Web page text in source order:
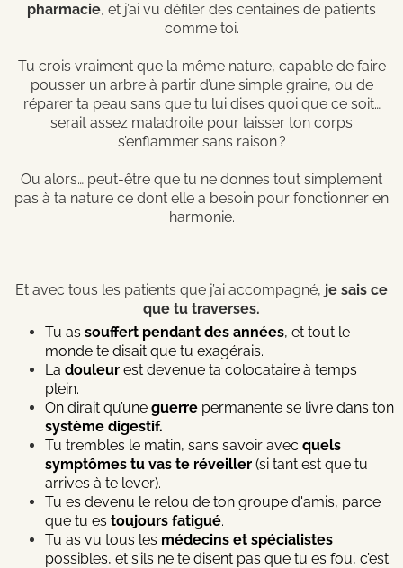
pharmacie, et j’ai vu défiler des centaines de patients
comme toi.
Tu crois vraiment que la même nature, capable de faire
pousser un arbre à partir d’une simple graine, ou de
réparer ta peau sans que tu lui dises quoi que ce soit…
serait assez maladroite pour laisser ton corps
s’enflammer sans raison ?
Ou alors… peut-être que tu ne donnes tout simplement
pas à ta nature ce dont elle a besoin pour fonctionner en
harmonie.
Et avec tous les patients que j’ai accompagné, je sais ce
que tu traverses.
Tu as souffert pendant des années, et tout le
monde te disait que tu exagérais.
La douleur est devenue ta colocataire à temps
plein.
On dirait qu’une guerre permanente se livre dans ton
système digestif.
Tu trembles le matin, sans savoir avec quels
symptômes tu vas te réveiller (si tant est que tu
arrives à te lever).
Tu es devenu le relou de ton groupe d'amis, parce
que tu es toujours fatigué.
Tu as vu tous les médecins et spécialistes
possibles, et s’ils ne te disent pas que tu es fou, c’est